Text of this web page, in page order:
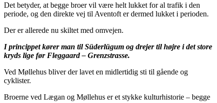
Det betyder, at begge broer vil være helt lukket for al trafik i den
periode, og den direkte vej til Aventoft er dermed lukket i perioden.
Der er allerede nu skiltet med omvejen.
I princippet kører man til Süderlügum og drejer til højre i det store
kryds lige før Fleggaard – Grenzstrasse.
Ved Møllehus bliver der lavet en midlertidig sti til gående og
cyklister.
Broerne ved Lægan og Møllehus er et stykke kulturhistorie – begge